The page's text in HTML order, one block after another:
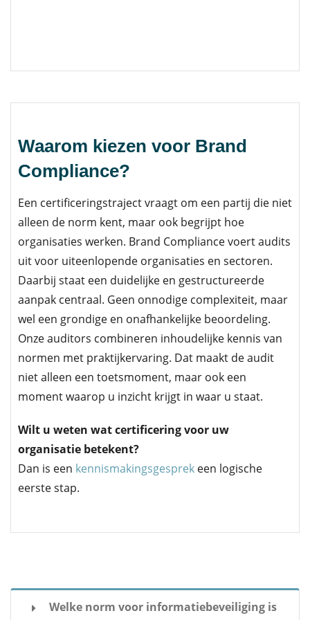
Waarom kiezen voor Brand
Compliance?
Een certificeringstraject vraagt om een partij die niet
alleen de norm kent, maar ook begrijpt hoe
organisaties werken. Brand Compliance voert audits
uit voor uiteenlopende organisaties en sectoren.
Daarbij staat een duidelijke en gestructureerde
aanpak centraal. Geen onnodige complexiteit, maar
wel een grondige en onafhankelijke beoordeling.
Onze auditors combineren inhoudelijke kennis van
normen met praktijkervaring. Dat maakt de audit
niet alleen een toetsmoment, maar ook een
moment waarop u inzicht krijgt in waar u staat.
Wilt u weten wat certificering voor uw
organisatie betekent?
Dan is een kennismakingsgesprek een logische
eerste stap.
Welke norm voor informatiebeveiliging is